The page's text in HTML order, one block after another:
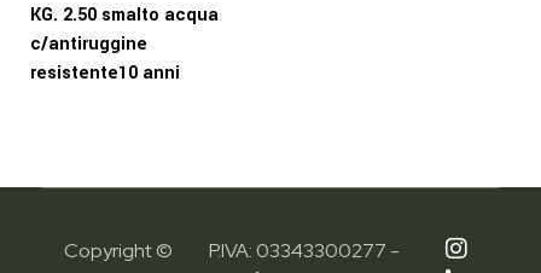
KG. 2.50 smalto acqua
c/antiruggine
resistente10 anni
Copyright ©
P.IVA: 03343300277 -